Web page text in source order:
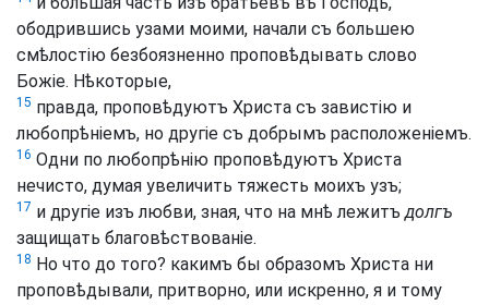
ободрившись узами моими, начали съ большею
смѣлостію безбоязненно проповѣдывать слово
Божіе. Нѣкоторые,
15 правда, проповѣдуютъ Христа съ завистію и
любопрѣніемъ, но другіе съ добрымъ расположеніемъ.
16 Одни по любопрѣнію проповѣдуютъ Христа
нечисто, думая увеличить тяжесть моихъ узъ;
17 и другіе изъ любви, зная, что на мнѣ лежитъдолгъ
защищать благовѣствованіе.
18 Но что до того? какимъ бы образомъ Христа ни
проповѣдывали, притворно, или искренно, я и тому